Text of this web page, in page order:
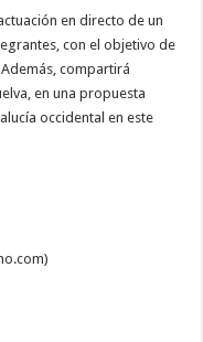
en directo de un
con el objetivo de
compartirá
en una propuesta
occidental en este